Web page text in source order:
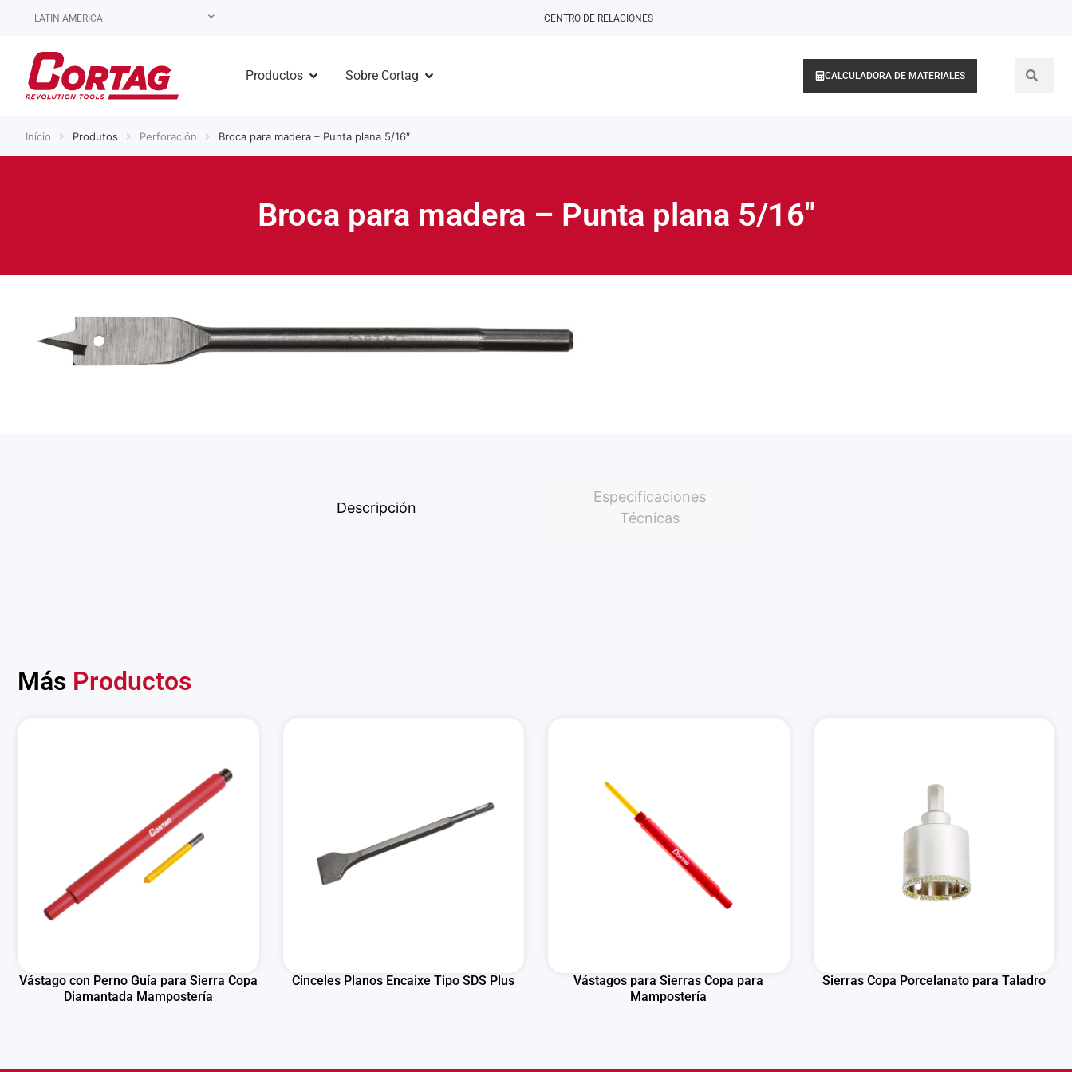
LATIN AMERICA CENTRO DE RELACIONES
Productos Sobre Cortag CALCULADORA DE MATERIALES
Início Produtos Perforación Broca para madera – Punta plana 5/16″
Broca para madera – Punta plana 5/16″
Descripción
Especificaciones
Técnicas
Más Productos
Vástago con Perno Guía para Sierra Copa
Diamantada Mampostería
Cinceles Planos Encaixe Tipo SDS Plus
Vástagos para Sierras Copa para
Mampostería
Sierras Copa Porcelanato para Taladro